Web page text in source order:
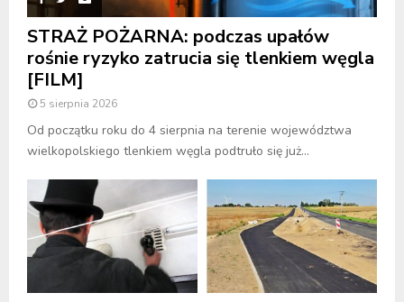
STRAŻ POŻARNA: podczas upałów
rośnie ryzyko zatrucia się tlenkiem węgla
[FILM]
5 sierpnia 2026
Od początku roku do 4 sierpnia na terenie województwa
wielkopolskiego tlenkiem węgla podtruło się już...